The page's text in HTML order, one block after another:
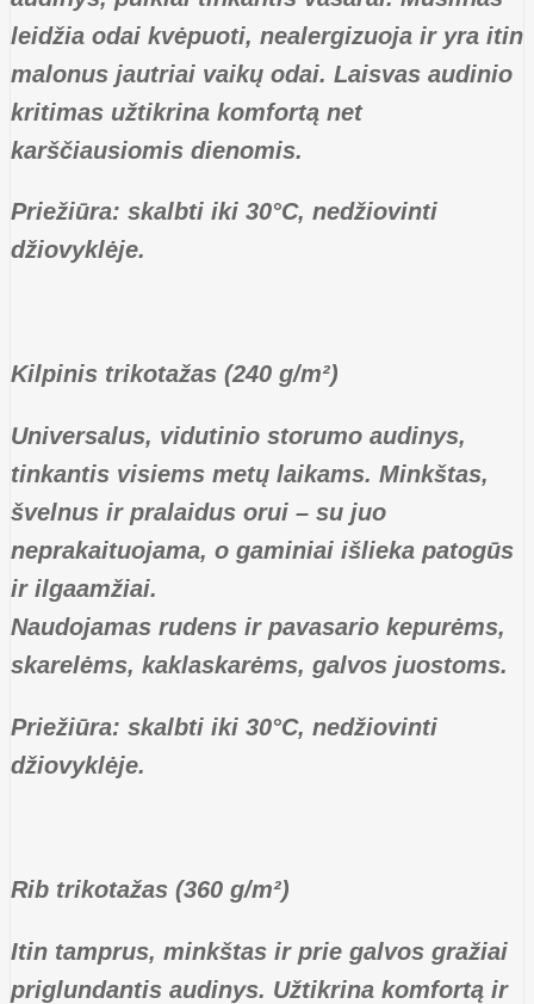
leidžia odai kvėpuoti, nealergizuoja ir yra itin
malonus jautriai vaikų odai. Laisvas audinio
kritimas užtikrina komfortą net
karščiausiomis dienomis.
Priežiūra: skalbti iki 30°C, nedžiovinti
džiovyklėje.
Kilpinis trikotažas (240 g/m²)
Universalus, vidutinio storumo audinys,
tinkantis visiems metų laikams. Minkštas,
švelnus ir pralaidus orui – su juo
neprakaituojama, o gaminiai išlieka patogūs
ir ilgaamžiai.
Naudojamas rudens ir pavasario kepurėms,
skarelėms, kaklaskarėms, galvos juostoms.
Priežiūra: skalbti iki 30°C, nedžiovinti
džiovyklėje.
Rib trikotažas (360 g/m²)
Itin tamprus, minkštas ir prie galvos gražiai
priglundantis audinys. Užtikrina komfortą ir